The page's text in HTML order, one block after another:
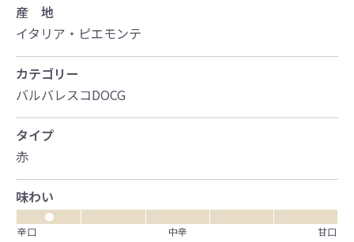
産 地
イタリア・ピエモンテ
カテゴリー
バルバレスコDOCG
タイプ
赤
味わい
●
辛口
中辛 甘口